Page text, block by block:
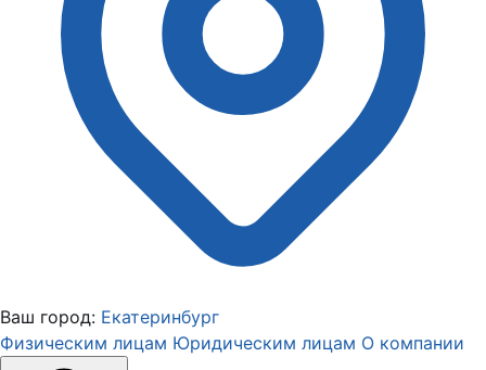
Ваш город: Екатеринбург
Физическим лицам Юридическим лицам О компании